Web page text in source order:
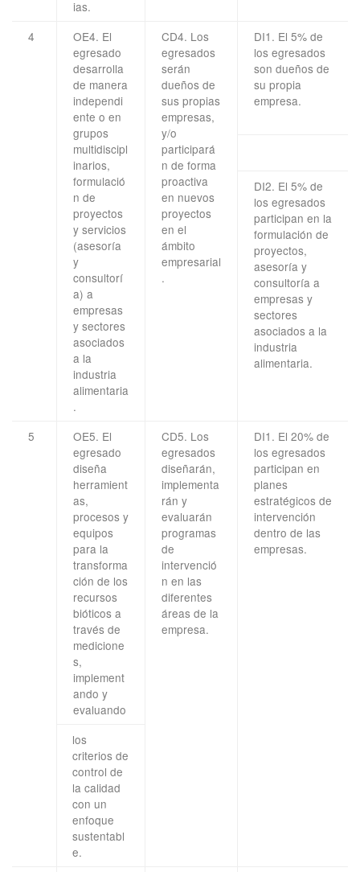
ias.
4
OE4. El
egresado
desarrolla
de manera
independi
ente o en
grupos
multidiscipl
inarios,
formulació
n de
proyectos
y servicios
(asesoría
y
consultorí
a) a
empresas
y sectores
asociados
a la
industria
alimentaria
.
CD4. Los
egresados
serán
dueños de
sus propias
empresas,
y/o
participará
n de forma
proactiva
en nuevos
proyectos
en el
ámbito
empresarial
.
DI1. El 5% de
los egresados
son dueños de
su propia
empresa.
DI2. El 5% de
los egresados
participan en la
formulación de
proyectos,
asesoría y
consultoría a
empresas y
sectores
asociados a la
industria
alimentaria.
5
OE5. El
egresado
diseña
herramient
as,
procesos y
equipos
para la
transforma
ción de los
recursos
bióticos a
través de
medicione
s,
implement
ando y
evaluando
CD5. Los
egresados
diseñarán,
implementa
rán y
evaluarán
programas
de
intervenció
n en las
diferentes
áreas de la
empresa.
DI1. El 20% de
los egresados
participan en
planes
estratégicos de
intervención
dentro de las
empresas.
los
criterios de
control de
la calidad
con un
enfoque
sustentabl
e.